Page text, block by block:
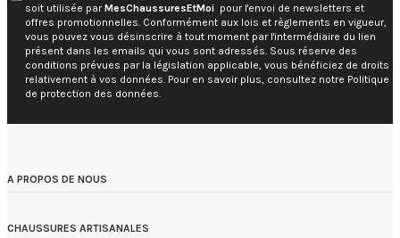
soit utilisée parMesChaussuresEtMoi pour l'envoi de newsletters et
offres promotionnelles. Conformément aux lois et règlements en vigueur,
vous pouvez vous désinscrire à tout moment par l'intermédiaire du lien
présent dans les emails qui vous sont adressés. Sous réserve des
conditions prévues par la législation applicable, vous bénéficiez de droits
relativement à vos données. Pour en savoir plus, consultez notre Politique
de protection des données.
A PROPOS DE NOUS
CHAUSSURES ARTISANALES